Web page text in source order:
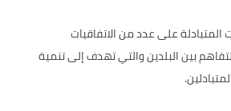
المتبادلة على عدد من الاتفاقيات
بين البلدين والتي تهدف إلى تنمية